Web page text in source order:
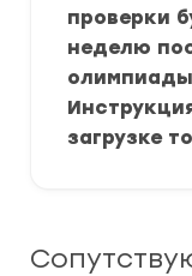
проверки
неделю
загрузке